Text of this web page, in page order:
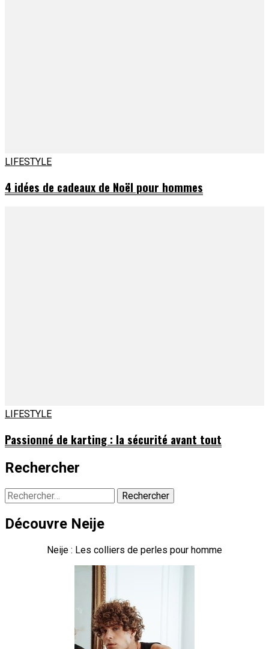
LIFESTYLE
4 idées de cadeaux de Noël pour hommes
LIFESTYLE
Passionné de karting : la sécurité avant tout
Rechercher
Rechercher :
Découvre Neije
Neije : Les colliers de perles pour homme